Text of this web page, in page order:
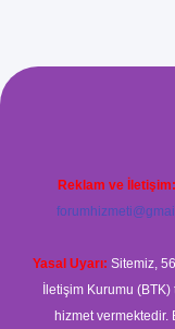
giriş
Reklam ve İletişim:
Yasal Uyarı: Sitemiz,
İletişim Kurumu
hizmet